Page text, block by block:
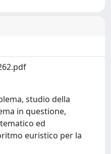
studio della
in questione,
ed
euristico per la